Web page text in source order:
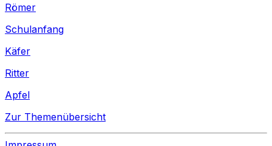
Römer
Schulanfang
Käfer
Ritter
Apfel
Zur Themenübersicht